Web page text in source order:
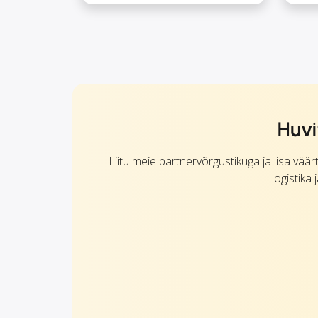
Liitu meie partnervõrgustikuga ja lisa
logistika